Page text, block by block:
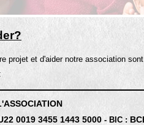
projet et d'aider notre association
0019 3455 1443 5000 - BIC :